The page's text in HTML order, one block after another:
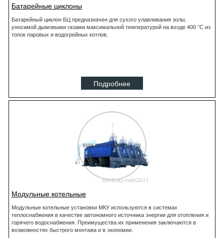
Батарейные циклоны
Батарейный циклон БЦ предназначен для сухого улавливания золы,
уносимой дымовыми газами максимальной температурой на входе 400 °С из
топок паровых и водогрейных котлов.
Подробнее
Модульные котельные
Модульные котельные установки МКУ используются в системах
теплоснабжения в качестве автономного источника энергии для отопления и
горячего водоснабжения. Преимущества их применения заключаются в
возможностях быстрого монтажа и в экономии.